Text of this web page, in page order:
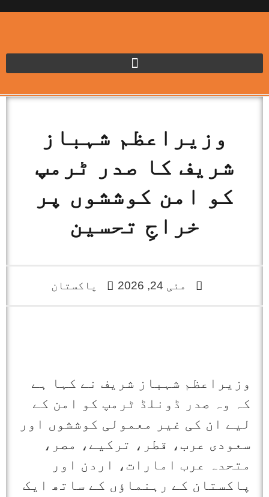
وزیراعظم شہباز
شریف کا صدر ٹرمپ
کو امن کوششوں پر
خراجِ تحسین
مئی 24, 2026 پاکستان
وزیراعظم شہباز شریف نے کہا ہے
کہ وہ صدر ڈونلڈ ٹرمپ کو امن کے
لیے ان کی غیر معمولی کوششوں اور
سعودی عرب، قطر، ترکیے، مصر،
متحدہ عرب امارات، اردن اور
پاکستان کے رہنماؤں کے ساتھ ایک